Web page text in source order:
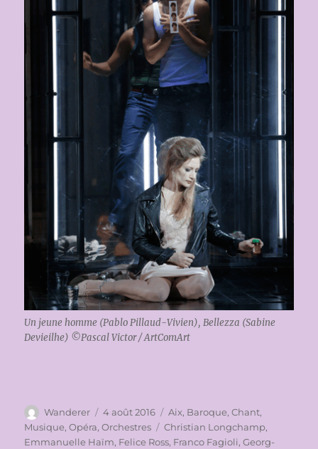
Un jeune homme (Pablo Pillaud-Vivien), Bellezza (Sabine
Devieilhe) ©Pascal Victor / ArtComArt
Auteur
Wanderer
Publié
le
4 août 2016 Catégories
Aix, Baroque,Chant,
Musique,Opéra,Orchestres Étiquettes
Christian Longchamp,
Emmanuelle Haïm, Felice Ross, Franco Fagioli,Georg-